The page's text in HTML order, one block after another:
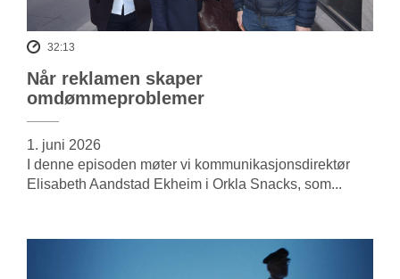
32:13
Når reklamen skaper
omdømmeproblemer
1. juni 2026
I denne episoden møter vi kommunikasjonsdirektør
Elisabeth Aandstad Ekheim i Orkla Snacks, som...